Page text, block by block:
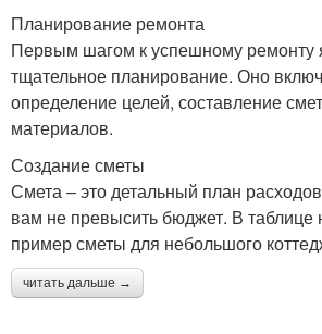
Планирование ремонта
Первым шагом к успешному ремонту
тщательное планирование. Оно
определение целей, составление
материалов.
Создание сметы
Смета – это детальный план
вам не превысить бюджет. В таблице
пример сметы для небольшого
читать дальше →